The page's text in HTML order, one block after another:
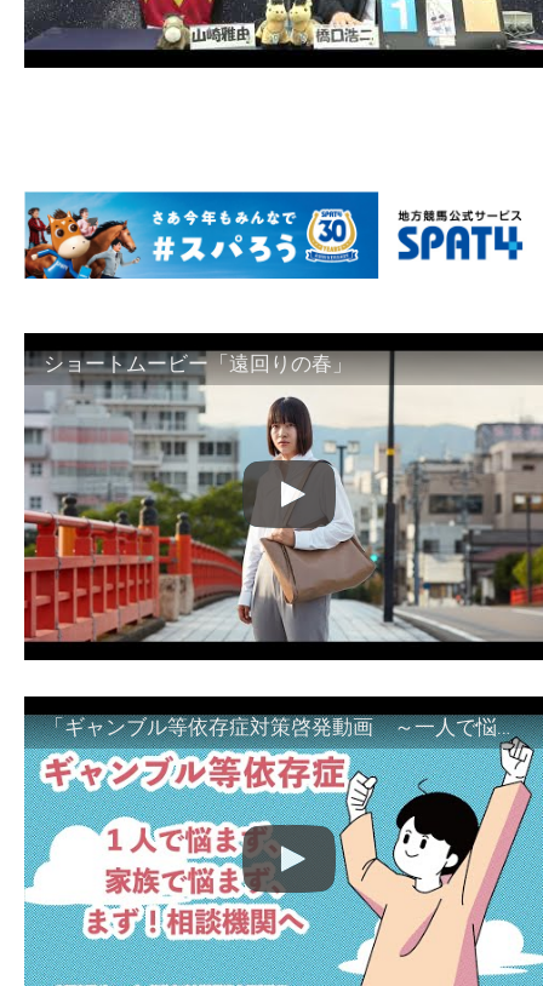
ショートムービー「遠回りの春」
「ギャンブル等依存症対策啓発動画 ～一人で悩まず、家族で悩まず、まず！相談機関へ～」